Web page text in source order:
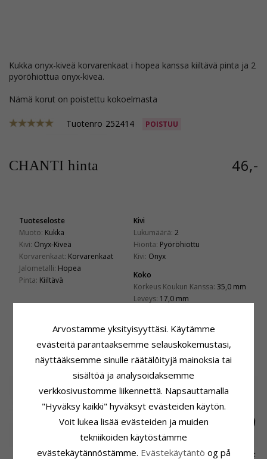
kukka onyx-kiveä korvarenkaat i hopea kanssa kiiltävä pinta ja 2
pyöröhiottua onyx-kiveä.
Nämä korut on poistettu kokoelmasta
Tuotenro 252414 POISTUU
CHANTI hinta 46,-
Tuoteseloste
Muoto: Kukka
Kivi: Onyx-Kiveä
Korvarenkaat: Korvarenkaat
Jalometalli: Hopea
Pinta: Kiiltävä
Kivi
Lukumäärä: 2
Hionta: Pyöröhiottu
Kivi: Onyx
Koko
Korkeus Koukun Kanssa: 35,0 mm
Leveys: 17,0 mm
Toimitusaika:4-5 Arkipäivä
LIITTYVÄT TUOTTEET
Kukka kristalli
Kukka helmi
Kukka korvarenkaat
Arvostamme yksityisyyttäsi. Käytämme
evästeitä parantaaksemme selauskokemustasi,
näyttääksemme sinulle räätälöityjä mainoksia tai
sisältöä ja analysoidaksemme
verkkosivustomme liikennettä. Napsauttamalla
"Hyväksy kaikki" hyväksyt evästeiden käytön.
Voit lukea lisää evästeiden ja muiden
tekniikoiden käytöstämme
evästekäytännöstämme. Evästekäytäntö og på